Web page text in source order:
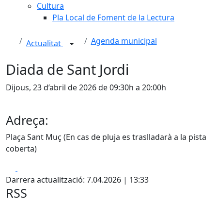
Cultura
Pla Local de Foment de la Lectura
Actualitat Agenda municipal
Diada de Sant Jordi
Dijous, 23 d’abril de 2026 de 09:30h a 20:00h
Adreça:
Plaça Sant Muç (En cas de pluja es traslladarà a la pista
coberta)
Darrera actualització: 7.04.2026 | 13:33
RSS